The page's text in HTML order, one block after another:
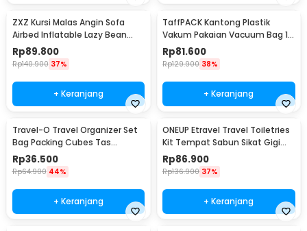
ZXZ Kursi Malas Angin Sofa
Airbed Inflatable Lazy Bean
Bag 230x70cm - LZ081
Rp89.800
Rp140.900 37%
+ Keranjang
TaffPACK Kantong Plastik
Vakum Pakaian Vacuum Bag 10
PCS Hand Pump - SN09109
Rp81.600
Rp129.900 38%
+ Keranjang
Travel-O Travel Organizer Set
Bag Packing Cubes Tas
Laundry 6 PCS - BIB-650
Rp36.500
Rp64.900 44%
+ Keranjang
ONEUP Etravel Travel Toiletries
Kit Tempat Sabun Sikat Gigi
Handuk - YW46
Rp86.900
Rp136.900 37%
+ Keranjang